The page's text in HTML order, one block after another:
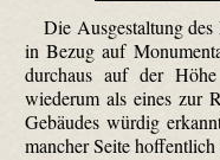
Die Ausgestaltung
in Bezug auf
durchaus auf der
wiederum als eines zur
Gebäudes würdig
mancher Seite